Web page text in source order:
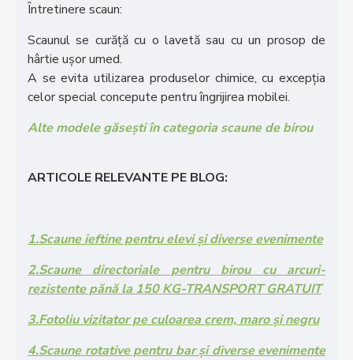
Întretinere scaun:
Scaunul se curăță cu o lavetă sau cu un prosop de
hârtie ușor umed.
A se evita utilizarea produselor chimice, cu excepția
celor special concepute pentru îngrijirea mobilei.
Alte modele găsești în categoria scaune de birou
ARTICOLE RELEVANTE PE BLOG:
1.Scaune ieftine pentru elevi și diverse evenimente
2.Scaune directoriale pentru birou cu arcuri-
rezistente pănă la 150 KG-TRANSPORT GRATUIT
3.Fotoliu vizitator pe culoarea crem, maro și negru
4.Scaune rotative pentru bar și diverse evenimente